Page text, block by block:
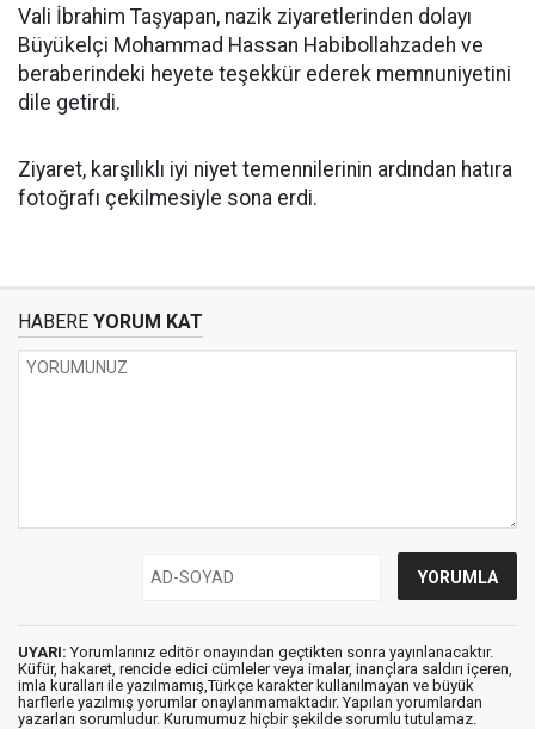
Vali İbrahim Taşyapan, nazik ziyaretlerinden dolayı
Büyükelçi Mohammad Hassan Habibollahzadeh ve
beraberindeki heyete teşekkür ederek memnuniyetini
dile getirdi.
Ziyaret, karşılıklı iyi niyet temennilerinin ardından hatıra
fotoğrafı çekilmesiyle sona erdi.
HABERE YORUM KAT
UYARI: Yorumlarınız editör onayından geçtikten sonra yayınlanacaktır.
Küfür, hakaret, rencide edici cümleler veya imalar, inançlara saldırı içeren,
imla kuralları ile yazılmamış,Türkçe karakter kullanılmayan ve büyük
harflerle yazılmış yorumlar onaylanmamaktadır. Yapılan yorumlardan
yazarları sorumludur. Kurumumuz hiçbir şekilde sorumlu tutulamaz.